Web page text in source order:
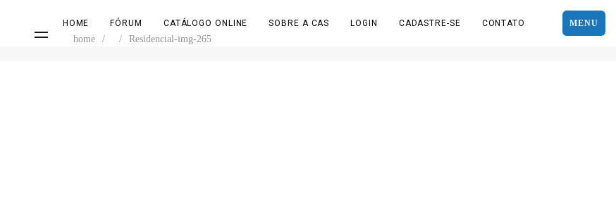
MENU
HOME FÓRUM CATÁLOGO ONLINE SOBRE A CAS LOGIN CADASTRE-SE CONTATO
home / / Residencial-img-265